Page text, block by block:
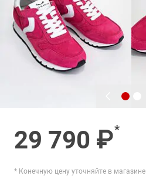
29 790 ₽*
* Конечную цену уточняйте в магазине.